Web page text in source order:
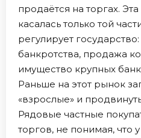
продаётся на торгах.
касалась только той
регулирует
банкротства, продажа
имущество крупных
Раньше на этот рынок
«взрослые» и
Рядовые частные
торгов, не понимая, что